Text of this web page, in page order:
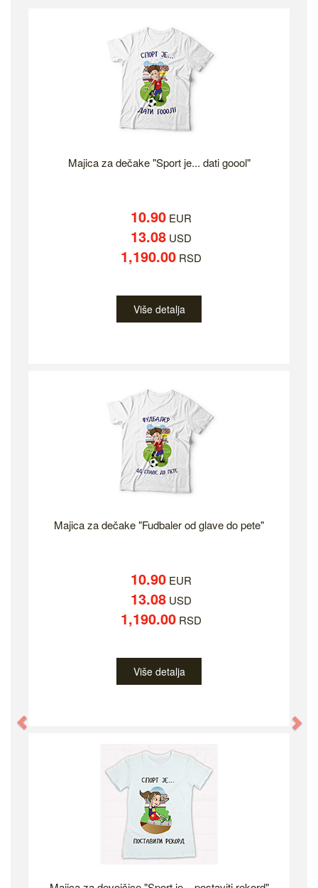
Majica za dečake "Sport je... dati goool"
10.90EUR
13.08USD
1,190.00RSD
Više detalja
Majica za dečake "Fudbaler od glave do pete"
10.90EUR
13.08USD
1,190.00RSD
Više detalja